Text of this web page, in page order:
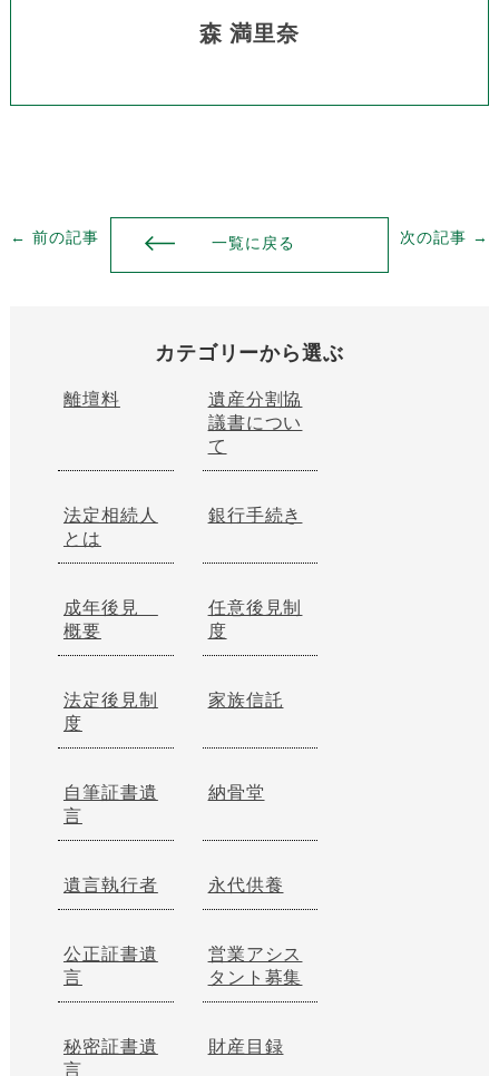
森 満里奈
← 前の記事 一覧に戻る 次の記事 →
カテゴリーから選ぶ
離壇料
遺産分割協
議書につい
て
法定相続人
とは
銀行手続き
成年後見
概要
任意後見制
度
法定後見制
度
家族信託
自筆証書遺
言
納骨堂
遺言執行者 永代供養
公正証書遺
言
営業アシス
タント募集
秘密証書遺
言
財産目録